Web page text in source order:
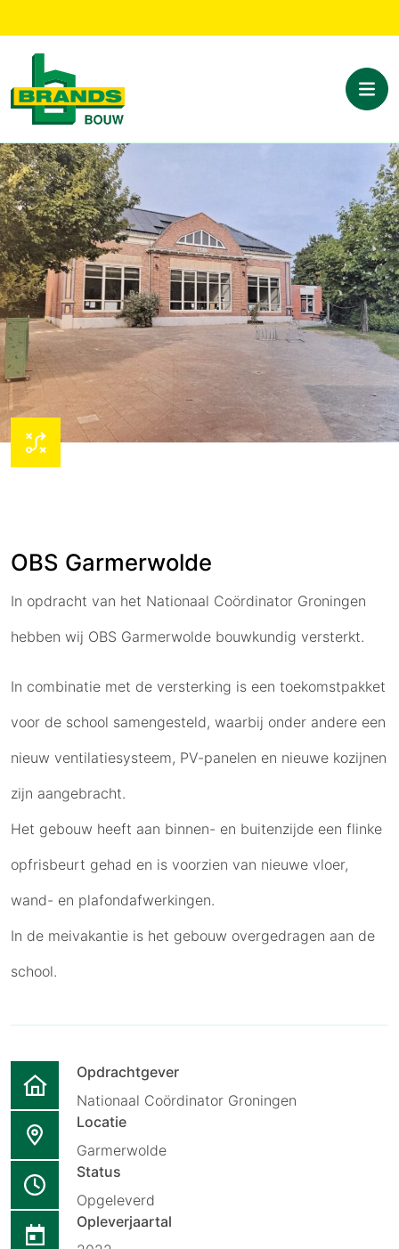
OBS Garmerwolde
In opdracht van het Nationaal Coördinator Groningen
hebben wij OBS Garmerwolde bouwkundig versterkt.
In combinatie met de versterking is een toekomstpakket
voor de school samengesteld, waarbij onder andere een
nieuw ventilatiesysteem, PV-panelen en nieuwe kozijnen
zijn aangebracht.
Het gebouw heeft aan binnen- en buitenzijde een flinke
opfrisbeurt gehad en is voorzien van nieuwe vloer,
wand- en plafondafwerkingen.
In de meivakantie is het gebouw overgedragen aan de
school.
Opdrachtgever
Nationaal Coördinator Groningen
Locatie
Garmerwolde
Status
Opgeleverd
Opleverjaartal